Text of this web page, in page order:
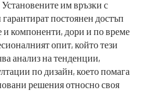
им връзки с
постоянен достъп
и компоненти, дори и по време
опит, който тези
анализ на тенденции,
по дизайн, което помага
решения относно своя